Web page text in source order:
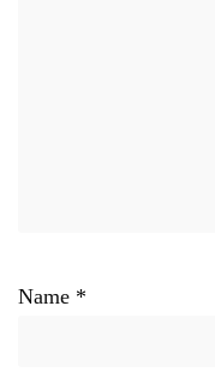
Name *